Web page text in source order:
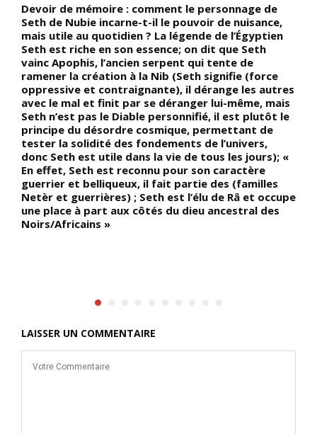
Devoir de mémoire : comment le personnage de
Seth de Nubie incarne-t-il le pouvoir de nuisance,
mais utile au quotidien ? La légende de l’Égyptien
Seth est riche en son essence; on dit que Seth
vainc Apophis, l’ancien serpent qui tente de
ramener la création à la Nib (Seth signifie (force
oppressive et contraignante), il dérange les autres
avec le mal et finit par se déranger lui-même, mais
Seth n’est pas le Diable personnifié, il est plutôt le
principe du désordre cosmique, permettant de
tester la solidité des fondements de l’univers,
donc Seth est utile dans la vie de tous les jours); «
En effet, Seth est reconnu pour son caractère
guerrier et belliqueux, il fait partie des (familles
Netèr et guerrières) ; Seth est l’élu de Râ et occupe
une place à part aux côtés du dieu ancestral des
Noirs/Africains »
LAISSER UN COMMENTAIRE